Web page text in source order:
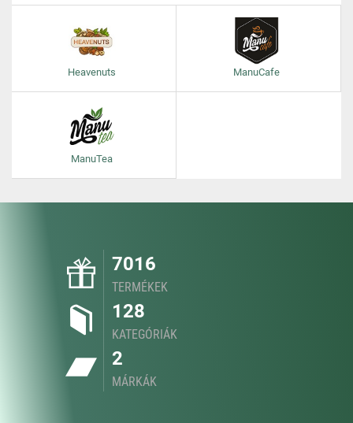
Heavenuts ManuCafe
ManuTea
7016
TERMÉKEK
128
KATEGÓRIÁK
2
MÁRKÁK